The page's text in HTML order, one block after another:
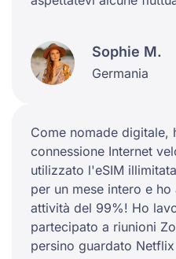
Sophie M.
Germania
Come nomade digitale,
connessione Internet
utilizzato l'eSIM
per un mese intero e
attività del 99%! Ho
partecipato a riunioni
persino guardato